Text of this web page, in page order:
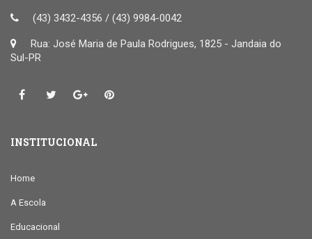
(43) 3432-4356 / (43) 9984-0042
Rua: José Maria de Paula Rodrigues, 1825 - Jandaia do
Sul-PR
INSTITUCIONAL
Home
A Escola
Educacional